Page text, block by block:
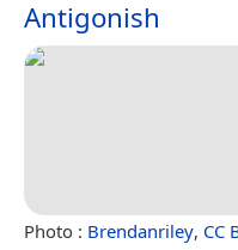
Antigonish
Photo : Brendanriley, CC